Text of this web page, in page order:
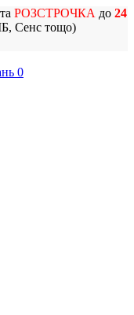
та РОЗСТРОЧКА до 24
Сенс тощо)
0